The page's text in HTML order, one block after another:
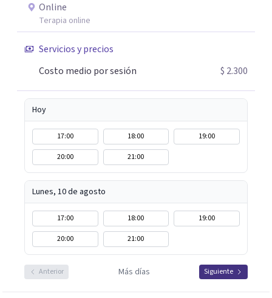
Online
Terapia online
Servicios y precios
Costo medio por sesión
$ 2.300
Hoy
17:00 18:00
19:00
20:00
21:00
Lunes, 10 de agosto
17:00 18:00
19:00
20:00
21:00
Anterior Más días Siguiente